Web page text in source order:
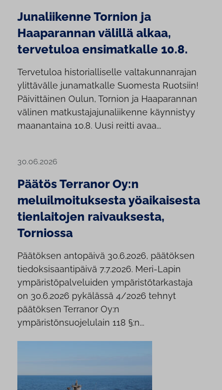
Junaliikenne Tornion ja
Haaparannan välillä alkaa,
tervetuloa ensimatkalle 10.8.
Tervetuloa historialliselle valtakunnanrajan
ylittävälle junamatkalle Suomesta Ruotsiin!
Päivittäinen Oulun, Tornion ja Haaparannan
välinen matkustajajunaliikenne käynnistyy
maanantaina 10.8. Uusi reitti avaa...
30.06.2026
Päätös Terranor Oy:n
meluilmoituksesta yöaikaisesta
tienlaitojen raivauksesta,
Torniossa
Päätöksen antopäivä 30.6.2026, päätöksen
tiedoksisaantipäivä 7.7.2026. Meri-Lapin
ympäristöpalveluiden ympäristötarkastaja
on 30.6.2026 pykälässä 4/2026 tehnyt
päätöksen Terranor Oy:n
ympäristönsuojelulain 118 §:n...